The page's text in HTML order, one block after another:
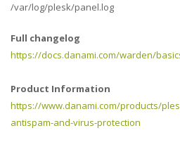
/var/log/plesk/panel.log
Full changelog
https://docs.danami.com/warden/
Product Information
https://www.danami.com/products/
antispam-and-virus-protection